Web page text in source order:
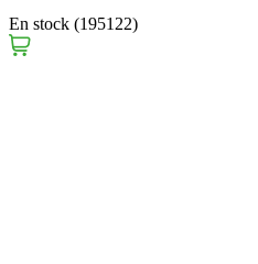
En stock (195122)